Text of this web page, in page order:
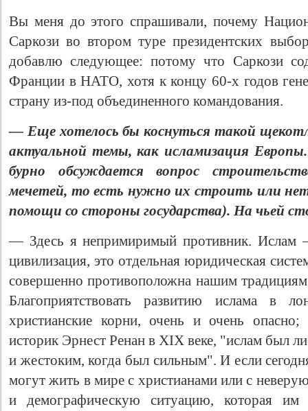
Вы меня до этого спрашивали, почему
Саркози во втором туре президентских
добавлю следующее: потому что Саркози
Франции в НАТО, хотя к концу 60-х годов
страну из-под объединенного командования.
— Еще хотелось бы коснуться такой
актуальной темы, как исламизация Европы.
бурно обсуждается вопрос
мечетей, то есть нужно их строить или нет
помощи со стороны государства). На чьей
— Здесь я непримиримый противник. Ислам
цивилизация, это отдельная юридическая
совершенно противоположна нашим
Благоприятствовать развитию ислама в
христианские корни, очень и очень
историк Эрнест Ренан в XIX веке, "ислам был
и жестоким, когда был сильным". И если
могут жить в мире с христианами или с
и демографическую ситуацию, которая